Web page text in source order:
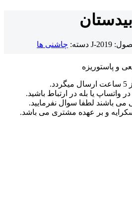
J-2019 دسته: چاشنی ها
و پاستوریزه
واتساپ یا بله در ارتباط باشید.
می باشند لطفا سوال نفرمایید.
و بر عهده مشتری می باشد.